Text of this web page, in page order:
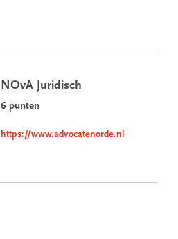
NOvA Juridisch
6 punten
https://www.advocatenorde.nl